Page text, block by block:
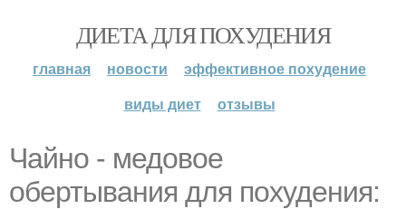
ДИЕТА ДЛЯ ПОХУДЕНИЯ
главная новости
эффективное похудение
виды диет
отзывы
Чайно - медовое
обертывания для похудения: